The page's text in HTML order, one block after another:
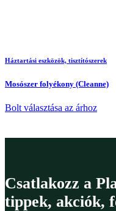
Háztartási eszközök, tisztítószerek
Mosószer folyékony (Cleanne)
Bolt választása az árhoz
Csatlakozz a
tippek, akciók,